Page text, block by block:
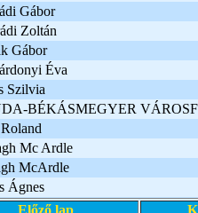
Gábor
Zoltán
Gábor
Éva
Szilvia
BÉKÁSMEGYER
Mc Ardle
McArdle
Ágnes
Előző lap